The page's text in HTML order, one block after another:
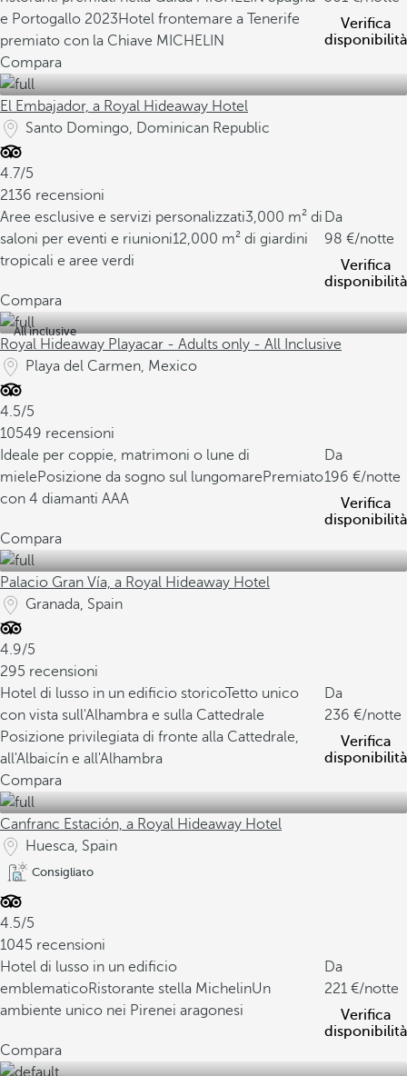
e Portogallo 2023Hotel frontemare a Tenerife
premiato con la Chiave MICHELIN
Verifica
disponibilità
Compara
El Embajador, a Royal Hideaway Hotel
Santo Domingo, Dominican Republic
4.7/5
2136 recensioni
Aree esclusive e servizi personalizzati3,000 m² di
saloni per eventi e riunioni12,000 m² di giardini
tropicali e aree verdi
Da
98
/notte
Verifica
disponibilità
Compara
All inclusive
Royal Hideaway Playacar - Adults only - All Inclusive
Playa del Carmen, Mexico
4.5/5
10549 recensioni
Ideale per coppie, matrimoni o lune di
mielePosizione da sogno sul lungomarePremiato
con 4 diamanti AAA
Da
196
/notte
Verifica
disponibilità
Compara
Palacio Gran Vía, a Royal Hideaway Hotel
Granada, Spain
4.9/5
295 recensioni
Hotel di lusso in un edificio storicoTetto unico
con vista sull'Alhambra e sulla Cattedrale
Posizione privilegiata di fronte alla Cattedrale,
all'Albaicín e all'Alhambra
Da
236
/notte
Verifica
disponibilità
Compara
Canfranc Estación, a Royal Hideaway Hotel
Huesca, Spain
Consigliato
4.5/5
1045 recensioni
Hotel di lusso in un edificio
emblematicoRistorante stella MichelinUn
ambiente unico nei Pirenei aragonesi
Da
221
/notte
Verifica
disponibilità
Compara